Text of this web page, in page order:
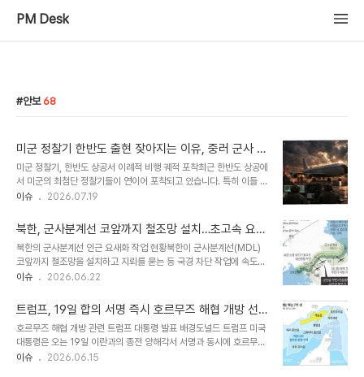
PM Desk
안보 68
미군 정찰기 한반도 출현 잦아지는 이유, 중러 군사 동
향 감시 강화
미군 정찰기, 한반도 상공서 이례적 비행 궤적 포착최근 한반도 상공에
서 미군의 최첨단 정찰기들이 연이어 포착되고 있습니다. 특히 이들 정
찰기의 비행 궤적이 이례적이어서 다양한 해석이 나오고 있습니다. 이
니다. 중러 연합 훈련 감시 목적, 작전 반경 확대 분석미 육군의 차세대
정찰기 아레스는 한반도를 여러 차례 횡단하며 서해상까지 진출했습
니다. 이는 중국과 러시아가 해상에서 연합 훈련을 실시한 시기와 맞물
려, 미국이 한반도를 근거지로 중러의 밀착 동향을 정찰했다는 해석이
가능합니다. 아레스의 작전 반경이 중국 인근 해역까지 확대된 것은 이
추세이러한 가운데 미 해군..
이슈 2026.07.19
북한, 군사분계선 코앞까지 철조망 설치…초고속 요새
화 작업 진행 중
북한의 군사분계선 인근 요새화 작업 현황북한이 군사분계선(MDL)
코앞까지 철조망을 설치하고 지뢰를 묻는 등 국경 차단 작업에 속도를
내고 있습니다.최근 북한군은 서부, 중부, 동부 전선에 걸쳐 MDL 이
다.MDL에서 철조망까지의 거리가 80~90미터에 불과한 구간도 존
재하며, 지뢰 매설을 위한 불모화 작업은 MDL 바로 앞 5~10미터 구
간까지 완료된 상태입니다. 북한의 요새화 작업 의도 및 우리 군의 대
응북한은 철조망 뒤편으로 차량 이동이 가능한 전술 도로까지 구축하
며 경계 병력의 감시 활동 반경을 넓히고 있습니다.이는 우발적 충돌
이슈 2026.06.22
트럼프, 19일 합의 서명 즉시 호르무즈 해협 개방 선
언
호르무즈 해협 개방 관련 트럼프 대통령 발표 배경도널드 트럼프 미국
대통령은 오는 19일 이란과의 종전 양해각서 서명과 동시에 호르무즈
해협이 개방될 것이라고 발표했습니다. 트럼프 대통령은 소셜미디어
이슈 2026.06.15